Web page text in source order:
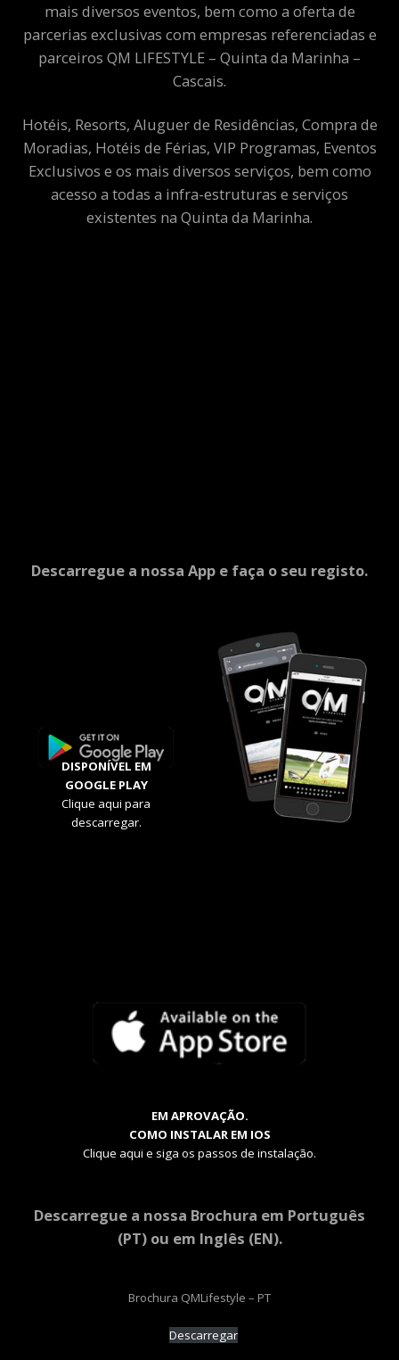
mais diversos eventos, bem como a oferta de
parcerias exclusivas com empresas referenciadas e
parceiros QM LIFESTYLE – Quinta da Marinha –
Cascais.
Hotéis, Resorts, Aluguer de Residências, Compra de
Moradias, Hotéis de Férias, VIP Programas, Eventos
Exclusivos e os mais diversos serviços, bem como
acesso a todas a infra-estruturas e serviços
existentes na Quinta da Marinha.
Descarregue a nossa App e faça o seu registo.
DISPONÍVEL EM
GOOGLE PLAY
Clique aqui para
descarregar.
EM APROVAÇÃO.
COMO INSTALAR EM IOS
Clique aqui e siga os passos de instalação.
Descarregue a nossa Brochura em Português
(PT) ou em Inglês (EN).
Brochura QMLifestyle – PT
Descarregar